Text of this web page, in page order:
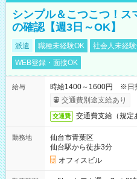
シンプル＆こつこつ！ス
の確認【週3日～OK】
派遣 職種未経験OK 社会人未経
WEB登録・面接OK
給与
時給1400～1600円 ※日
交通費別途支給あり
交通費 交通費支給（規定
勤務地
仙台市青葉区
仙台駅から徒歩3分
オフィスビル